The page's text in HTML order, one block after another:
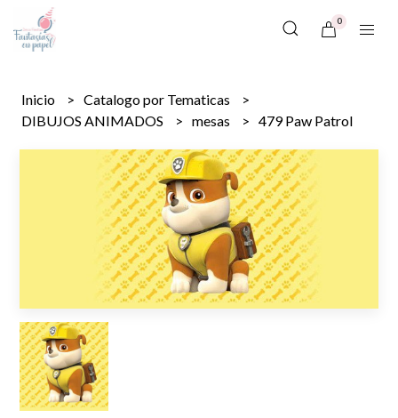
0
Inicio
Catalogo por Tematicas
DIBUJOS ANIMADOS
mesas 479 Paw Patrol